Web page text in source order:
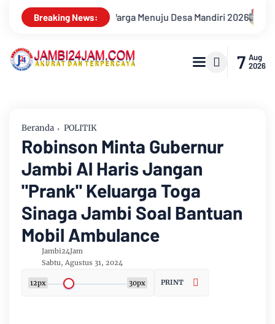
Breaking News:
Mandiri 2026 Pemkab Muarojambi Mediasi Konflik PT Sinar
7 Aug
2026
Beranda POLITIK
Robinson Minta Gubernur
Jambi Al Haris Jangan
"Prank" Keluarga Toga
Sinaga Jambi Soal Bantuan
Mobil Ambulance
Jambi24Jam
Sabtu, Agustus 31, 2024
12px 30px PRINT